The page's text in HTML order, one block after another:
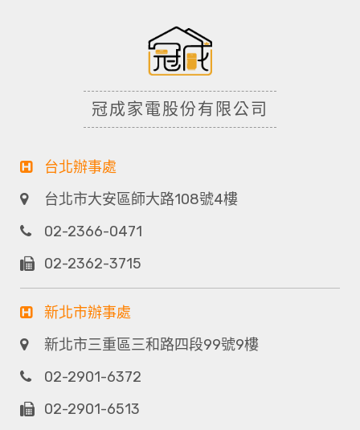
冠成家電股份有限公司
台北辦事處
台北市大安區師大路108號4樓
02-2366-0471
02-2362-3715
新北市辦事處
新北市三重區三和路四段99號9樓
02-2901-6372
02-2901-6513